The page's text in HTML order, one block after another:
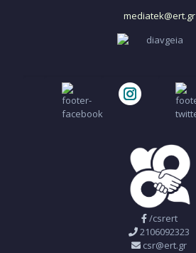
mediatek@ert.gr
/csrert
2106092323
csr@ert.gr